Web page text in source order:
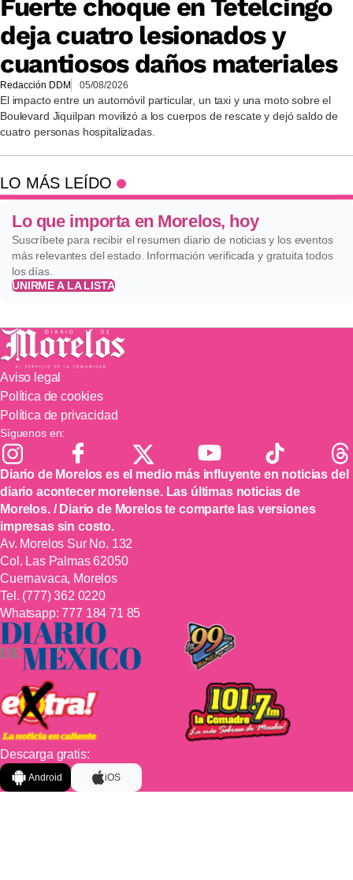
Fuerte choque en Tetelcingo
deja cuatro lesionados y
cuantiosos daños materiales
Redacción DDM 05/08/2026
El impacto entre un automóvil particular, un taxi y una moto sobre el
Boulevard Jiquilpan movilizó a los cuerpos de rescate y dejó saldo de
cuatro personas hospitalizadas.
LO MÁS LEÍDO
Lo que importa en Morelos, hoy
Suscríbete para recibir el resumen diario de noticias y los eventos
más relevantes del estado. Información verificada y gratuita todos
los días.
UNIRME A LA LISTA
Aviso legal
Política de cookies
Política de privacidad
Síguenos en:
Diario de Morelos es el medio más influyente en noticias del
diario acontecer morelense. Las últimas noticias de
Morelos. / Diario de Morelos te comparte las versiones
impresas sin costo.
Av. Morelos Sur No. 132
Col. Las Palmas 62050
Cuernavaca, Morelos
Tel. (777) 362 0220
Whatsapp:777 184 71 85
Descarga gratis:
Android iOS